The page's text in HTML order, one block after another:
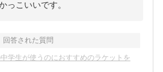
っこいいです。
回答された質問
学生が使うのにおすすめのラケットを